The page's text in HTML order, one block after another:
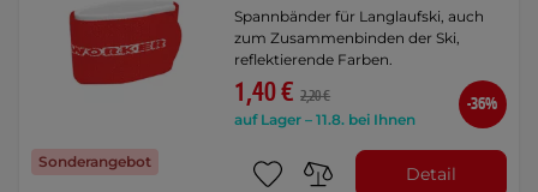
Sonderangebot
Spannbänder für Langlaufski, auch
zum Zusammenbinden der Ski,
reflektierende Farben.
1,40 € 2,20 €
auf Lager – 11.8. bei Ihnen
-36%
Detail